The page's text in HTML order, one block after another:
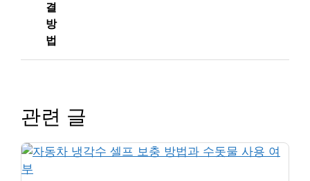
결
방
법
관련 글